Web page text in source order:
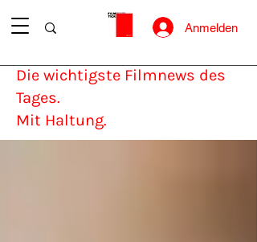
Anmelden
Die wichtigste Filmnews des
Tages.
Mit Haltung.